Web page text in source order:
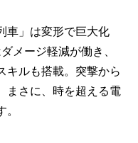
車」は変形で巨大化
メージ軽減が働き、
キルも搭載。突撃から
まさに、時を超える電